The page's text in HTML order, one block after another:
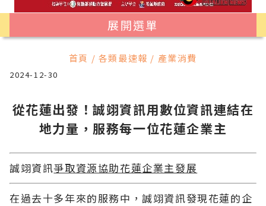
展開選單
首頁 / 各類最速報 / 產業消費
2024-12-30
從花蓮出發！誠翊資訊用數位資訊連結在
地力量，服務每一位花蓮企業主
誠翊資訊爭取資源協助花蓮企業主發展
在過去十多年來的服務中，誠翊資訊發現花蓮的企